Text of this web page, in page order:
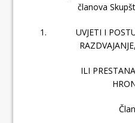
članova
UVJETI I
ILI PRESTANAK